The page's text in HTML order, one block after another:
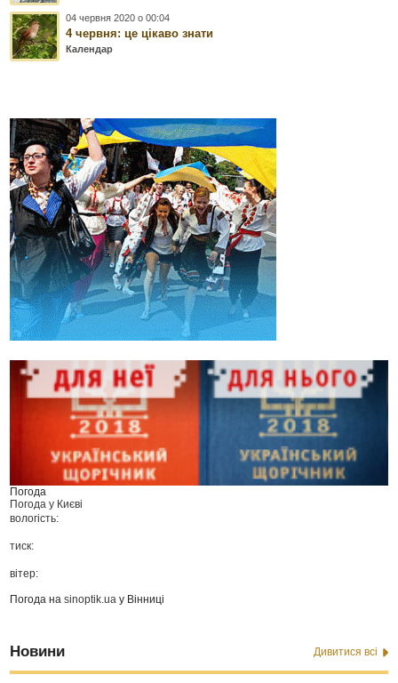
04 червня 2020 о 00:04
4 червня: це цікаво знати
Календар
Погода
Погода у Києві
вологість:
тиск:
вітер:
Погода наsinoptik.ua у Вінниці
Новини Дивитися всі